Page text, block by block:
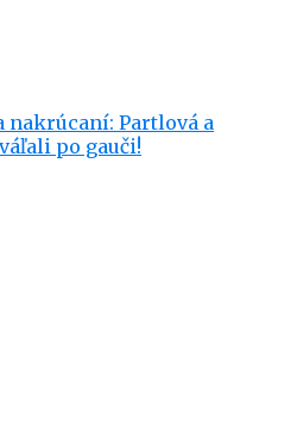
nakrúcaní: Partlová a
po gauči!